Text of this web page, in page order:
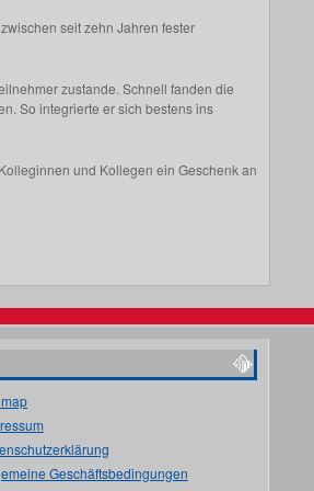
seit zehn Jahren fester
zustande. Schnell fanden die
So integrierte er sich bestens ins
und Kollegen ein Geschenk an
Geschäftsbedingungen